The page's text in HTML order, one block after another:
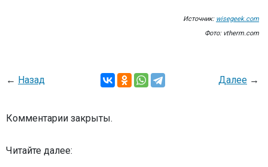
Источник: wisegeek.com
Фото: vtherm.com
← Назад Далее →
Комментарии закрыты.
Читайте далее: